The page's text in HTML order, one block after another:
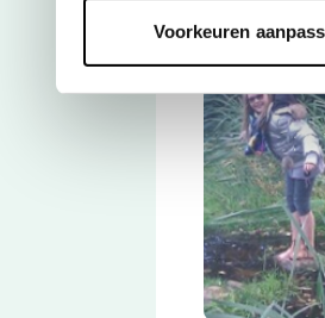
Voorkeuren